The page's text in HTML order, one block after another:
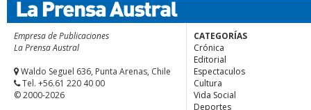
Empresa de Publicaciones
La Prensa Austral
Waldo Seguel 636, Punta Arenas, Chile
Tel. +56.61 220 40 00
© 2000-2026
CATEGORÍAS
Crónica
Editorial
Espectaculos
Cultura
Vida Social
Deportes